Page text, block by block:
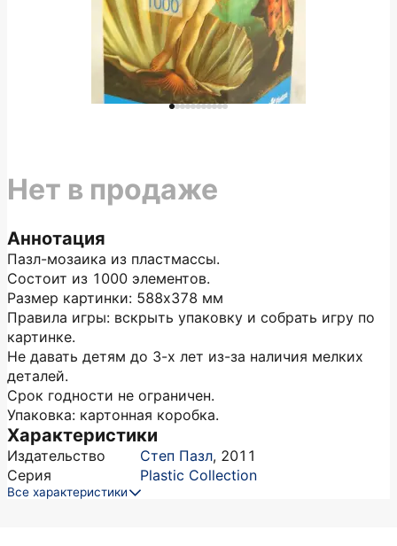
Аннотация
Пазл-мозаика из пластмассы.
Состоит из 1000 элементов.
Размер картинки: 588х378 мм
Правила игры: вскрыть упаковку и собрать игру по
картинке.
Не давать детям до 3-х лет из-за наличия мелких
деталей.
Срок годности не ограничен.
Упаковка: картонная коробка.
Характеристики
Издательство Степ Пазл, 2011
Серия
Plastic Collection
Все характеристики
Нет в продаже